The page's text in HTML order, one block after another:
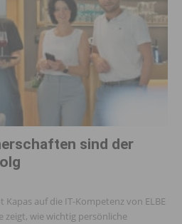
sind der
auf die IT-Kompetenz von ELBE
zeigt, wie wichtig persönliche